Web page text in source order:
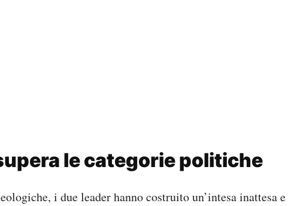
le categorie politiche
i due leader hanno costruito un’intesa inattesa e